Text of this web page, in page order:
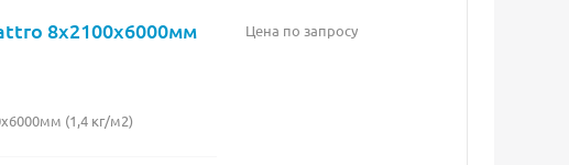
8х2100х6000мм
(1,4 кг/м2)
Цена по запросу